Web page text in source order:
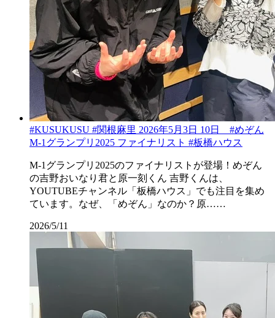
#KUSUKUSU #関根麻里 2026年5月3日 10日 #めぞん
M-1グランプリ2025 ファイナリスト #板橋ハウス
M-1グランプリ2025のファイナリストが登場！めぞん
の吉野おいなり君と原一刻くん 吉野くんは、
YOUTUBEチャンネル「板橋ハウス」でも注目を集め
ています。なぜ、「めぞん」なのか？原……
2026/5/11